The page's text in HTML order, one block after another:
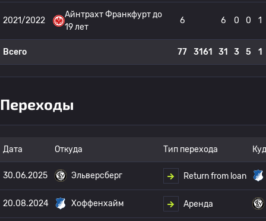
2021/2022
Айнтрахт Франкфурт до
19 лет
6 6 0 0 1
Всего 77 3161 31 3 5 1
Переходы
Дата Откуда Тип перехода
30.06.2025 Эльверсберг Return from loan
20.08.2024 Хоффенхайм Аренда